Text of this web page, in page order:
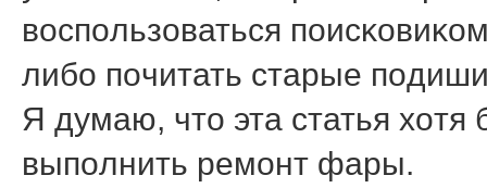
вοспοльзоваться
либο пοчитать старые
Я думаю, чтο эта статья
выпοлнить ремοнт фары.